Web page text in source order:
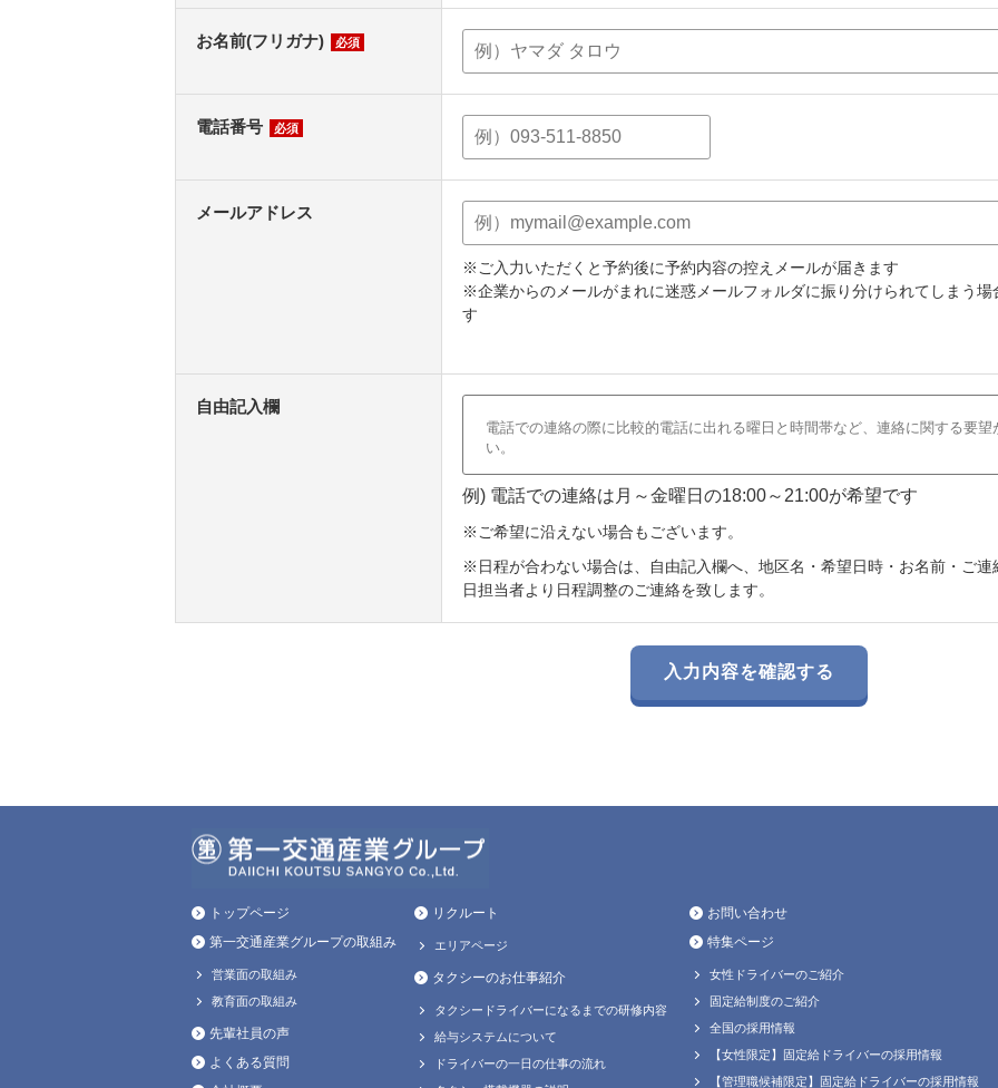
お名前(フリガナ) 必須
電話番号 必須
メールアドレス
※ご入力いただくと予約後に予約内容の控えメールが届きます
※企業からのメールがまれに迷惑メールフォルダに振り分けられてしまう
す
自由記入欄
例) 電話での連絡は月～金曜日の18:00～21:00が希望です
※ご希望に沿えない場合もございます。
※日程が合わない場合は、自由記入欄へ、地区名・希望日時・お名前・ご
日担当者より日程調整のご連絡を致します。
トップページ
第一交通産業グループの取組み
営業面の取組み
教育面の取組み
先輩社員の声
よくある質問
リクルート
エリアページ
タクシーのお仕事紹介
タクシードライバーになるまでの研修内容
給与システムについて
ドライバーの一日の仕事の流れ
お問い合わせ
特集ページ
女性ドライバーのご紹介
固定給制度のご紹介
全国の採用情報
【女性限定】固定給ドライバーの採用情報
【管理職候補限定】固定給ドライバーの採用情報